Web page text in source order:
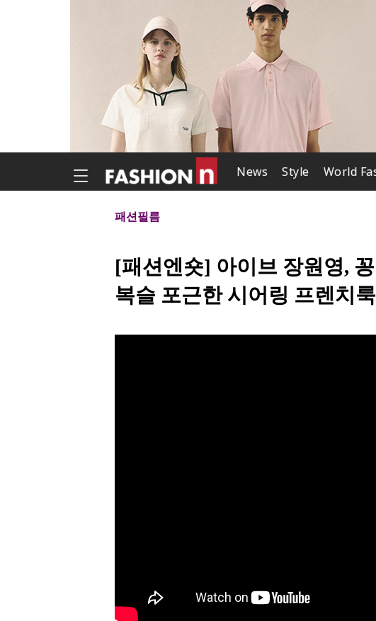
News Style World
패션필름
[패션엔숏] 아이브 장원영,
복슬 포근한 시어링 프렌치룩